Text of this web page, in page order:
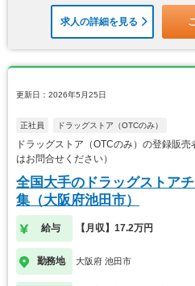
求人の詳細を見る
更新日：2026年5月25日
正社員 ドラッグストア（OTCのみ）
ドラッグストア（OTCのみ）の登録販
はお問合せください）
全国大手のドラッグストア
集（大阪府池田市）
給与 【月収】17.2万円
勤務地 大阪府 池田市